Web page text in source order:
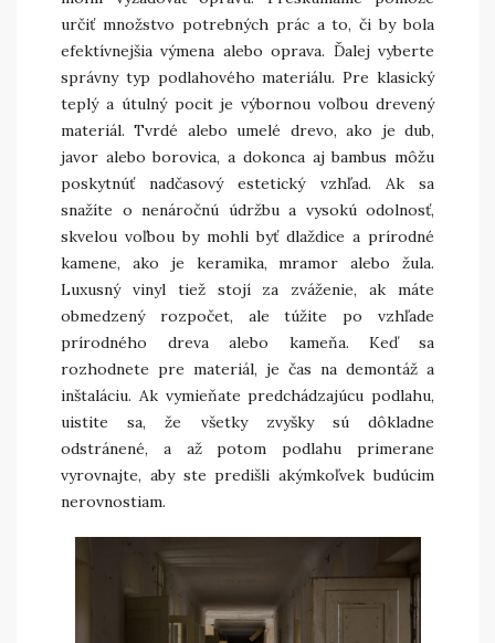
určiť množstvo potrebných prác a to, či by bola
efektívnejšia výmena alebo oprava. Ďalej vyberte
správny typ podlahového materiálu. Pre klasický
teplý a útulný pocit je výbornou voľbou drevený
materiál. Tvrdé alebo umelé drevo, ako je dub,
javor alebo borovica, a dokonca aj bambus môžu
poskytnúť nadčasový estetický vzhľad. Ak sa
snažíte o nenáročnú údržbu a vysokú odolnosť,
skvelou voľbou by mohli byť dlaždice a prírodné
kamene, ako je keramika, mramor alebo žula.
Luxusný vinyl tiež stojí za zváženie, ak máte
obmedzený rozpočet, ale túžite po vzhľade
prírodného dreva alebo kameňa. Keď sa
rozhodnete pre materiál, je čas na demontáž a
inštaláciu. Ak vymieňate predchádzajúcu podlahu,
uistite sa, že všetky zvyšky sú dôkladne
odstránené, a až potom podlahu primerane
vyrovnajte, aby ste predišli akýmkoľvek budúcim
nerovnostiam.